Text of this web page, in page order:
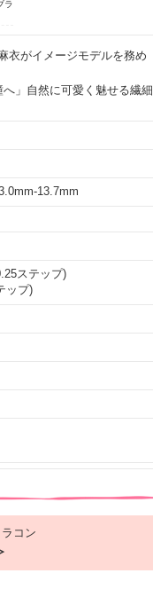
ラ
衣がイメージモデルを務め
」自然に可愛く魅せる繊細
13.7mm
ステップ)
ップ)
コン